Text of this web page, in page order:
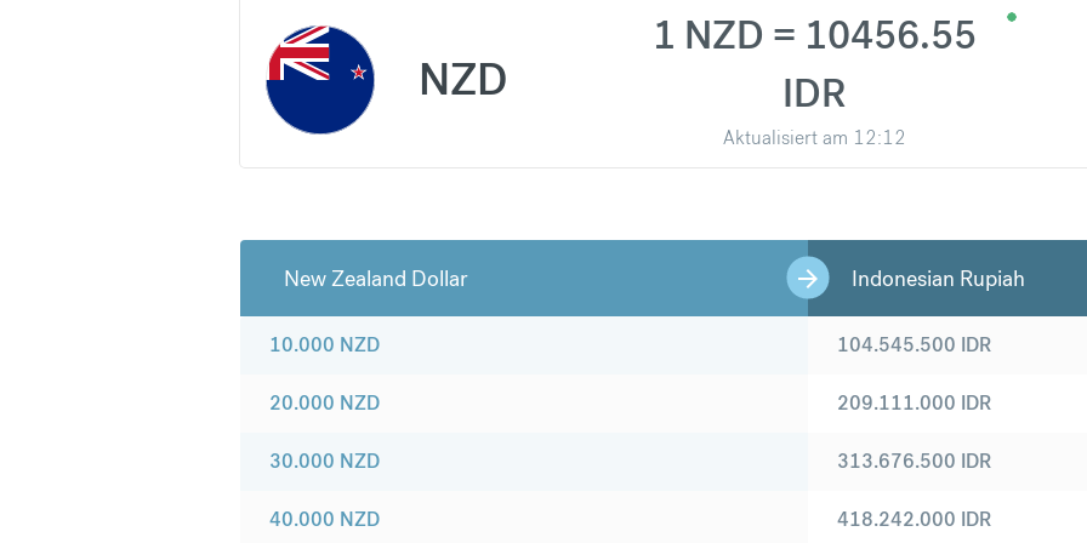
NZD
1 NZD = 10456.55
IDR
Aktualisiert am 12:12
New Zealand Dollar Indonesian Rupiah
10.000 NZD
20.000 NZD
30.000 NZD
40.000 NZD
104.545.500 IDR
209.111.000 IDR
313.676.500 IDR
418.242.000 IDR